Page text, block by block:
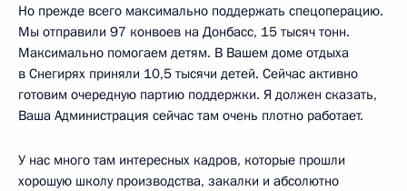
Но прежде всего максимально поддержать спецоперацию.
Мы отправили 97 конвоев на Донбасс, 15 тысяч тонн.
Максимально помогаем детям. В Вашем доме отдыха
в Снегирях приняли 10,5 тысячи детей. Сейчас активно
готовим очередную партию поддержки. Я должен сказать,
Ваша Администрация сейчас там очень плотно работает.
У нас много там интересных кадров, которые прошли
хорошую школу производства, закалки и абсолютно